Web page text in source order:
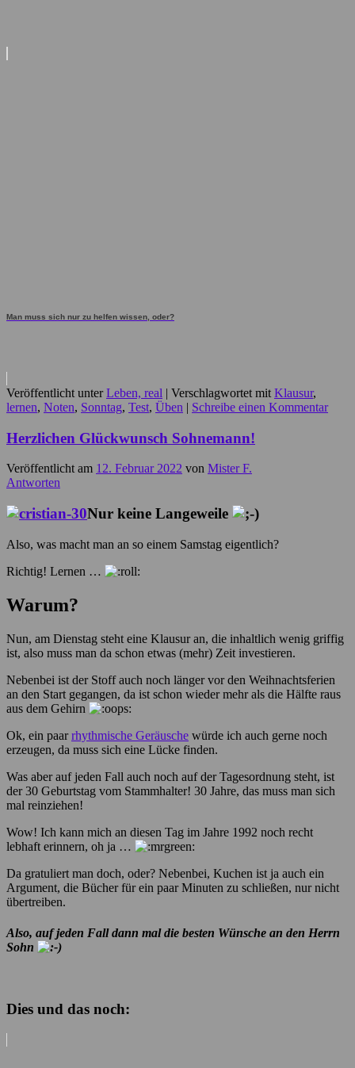
Man muss sich nur zu helfen wissen, oder?
Veröffentlicht unter Leben, real | Verschlagwortet mit Klausur,
lernen, Noten, Sonntag, Test, Üben | Schreibe einen Kommentar
Herzlichen Glückwunsch Sohnemann!
Veröffentlicht am 12. Februar 2022 von Mister F.
Antworten
Nur keine Langeweile
Also, was macht man an so einem Samstag eigentlich?
Richtig! Lernen …
Warum?
Nun, am Dienstag steht eine Klausur an, die inhaltlich wenig griffig
ist, also muss man da schon etwas (mehr) Zeit investieren.
Nebenbei ist der Stoff auch noch länger vor den Weihnachtsferien
an den Start gegangen, da ist schon wieder mehr als die Hälfte raus
aus dem Gehirn
Ok, ein paarrhythmische Geräusche würde ich auch gerne noch
erzeugen, da muss sich eine Lücke finden.
Was aber auf jeden Fall auch noch auf der Tagesordnung steht, ist
der 30 Geburtstag vom Stammhalter! 30 Jahre, das muss man sich
mal reinziehen!
Wow! Ich kann mich an diesen Tag im Jahre 1992 noch recht
lebhaft erinnern, oh ja …
Da gratuliert man doch, oder? Nebenbei, Kuchen ist ja auch ein
Argument, die Bücher für ein paar Minuten zu schließen, nur nicht
übertreiben.
Also, auf jeden Fall dann mal die besten Wünsche an den Herrn
Sohn
Dies und das noch: